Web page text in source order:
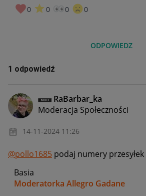
0 0 0 0
ODPOWIEDZ
1 odpowiedź
RaBarbar_ka
Moderacja Społeczności
‎14-11-2024 11:26
@pollo1685 podaj numery przesyłek
Basia
Moderatorka Allegro Gadane